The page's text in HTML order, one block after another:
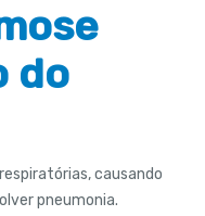
do
causando
pneumonia.